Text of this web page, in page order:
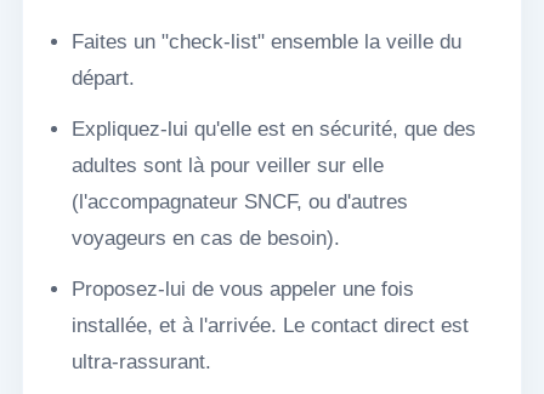
Faites un "check-list" ensemble la veille du
départ.
Expliquez-lui qu'elle est en sécurité, que des
adultes sont là pour veiller sur elle
(l'accompagnateur SNCF, ou d'autres
voyageurs en cas de besoin).
Proposez-lui de vous appeler une fois
installée, et à l'arrivée. Le contact direct est
ultra-rassurant.